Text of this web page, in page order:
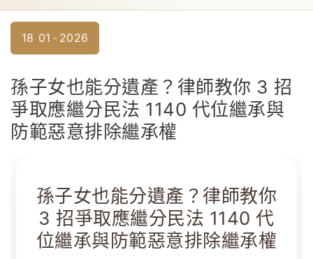
18 01 2026
孫子女也能分遺產？律師教你 3 招
爭取應繼分民法 1140 代位繼承與
防範惡意排除繼承權
孫子女也能分遺產？律師教你
3 招爭取應繼分民法 1140 代
位繼承與防範惡意排除繼承權